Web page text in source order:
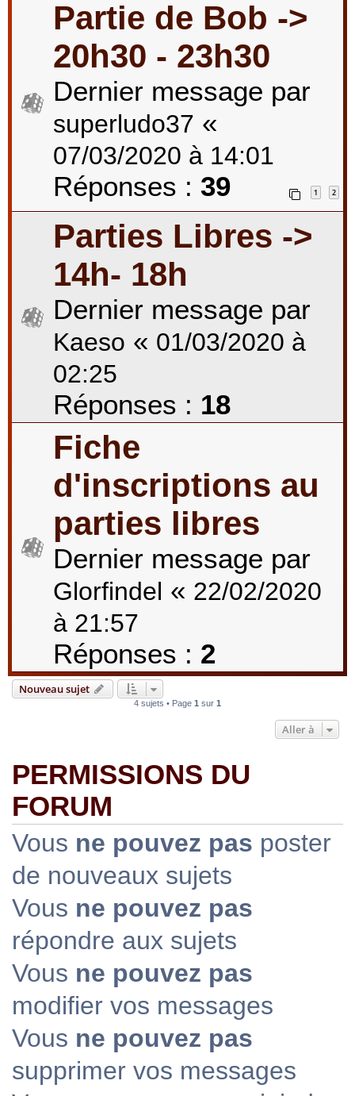
Partie de Bob ->
20h30 - 23h30
Dernier message par
superludo37 «
07/03/2020 à 14:01
Réponses : 39 1 2
Parties Libres ->
14h- 18h
Dernier message par
Kaeso « 01/03/2020 à
02:25
Réponses : 18
Fiche
d'inscriptions au
parties libres
Dernier message par
Glorfindel « 22/02/2020
à 21:57
Réponses : 2
Nouveau sujet
4 sujets • Page 1 sur 1
Aller à
PERMISSIONS DU
FORUM
Vous ne pouvez pas poster
de nouveaux sujets
Vous ne pouvez pas
répondre aux sujets
Vous ne pouvez pas
modifier vos messages
Vous ne pouvez pas
supprimer vos messages